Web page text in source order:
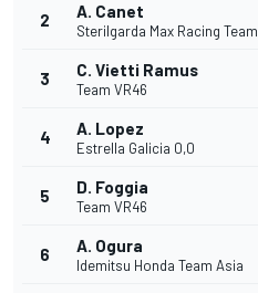
2 A. Canet
Sterilgarda Max Racing Team
3 C. Vietti Ramus
Team VR46
4 A. Lopez
Estrella Galicia 0,0
5 D. Foggia
Team VR46
6 A. Ogura
Idemitsu Honda Team Asia